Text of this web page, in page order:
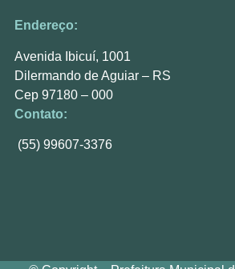
Endereço:
Avenida Ibicuí, 1001
Dilermando de Aguiar – RS
Cep 97180 – 000
Contato:
(55) 99607-3376